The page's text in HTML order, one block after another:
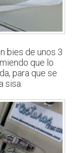
bies de unos 3
que lo
para que se
sisa.